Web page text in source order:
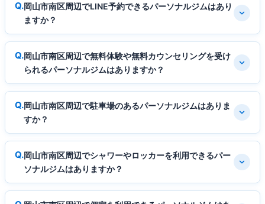
岡山市南区周辺でLINE予約できるパーソナルジムはあり
ますか？
岡山市南区周辺で無料体験や無料カウンセリングを受け
られるパーソナルジムはありますか？
岡山市南区周辺で駐車場のあるパーソナルジムはありま
すか？
岡山市南区周辺でシャワーやロッカーを利用できるパー
ソナルジムはありますか？